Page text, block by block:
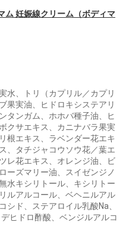
ム 妊娠線クリーム（ボディマ
水、トリ（カプリル／カプリ
果実油、ヒドロキシステアリ
タンガム、ホホバ種子油、ヒ
クサエキス、カニナバラ果実
根エキス、ラベンダー花エキ
、タチジャコウソウ花／葉エ
レ花エキス、オレンジ油、ビ
ーズマリー油、スイゼンジノ
水キシリトール、キシリトー
ルアルコール、ベヘニルアル
シド、ステアロイル乳酸Na、
ヒドロ酢酸、ベンジルアルコ